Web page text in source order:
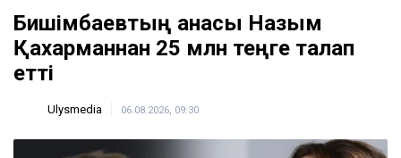
Бишімбаевтың анасы Назым
Қахарманнан 25 млн теңге талап
етті
Ulysmedia 06.08.2026, 09:30